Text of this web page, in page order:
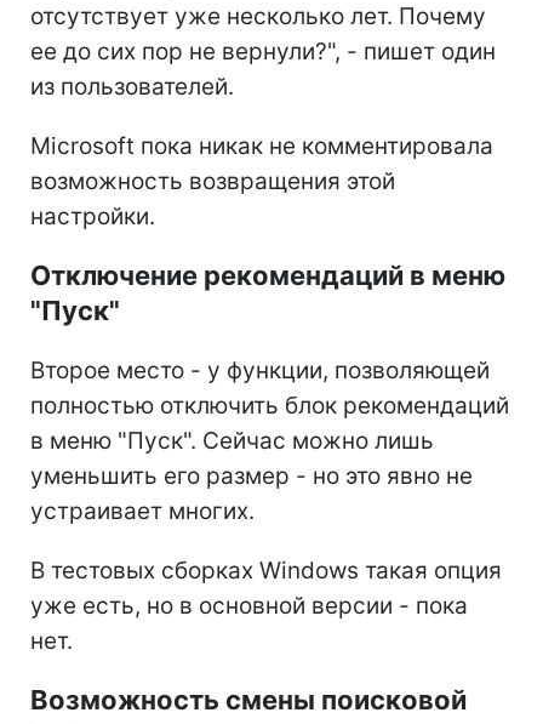
отсутствует уже несколько лет. Почему
ее до сих пор не вернули?", - пишет один
из пользователей.
Microsoft пока никак не комментировала
возможность возвращения этой
настройки.
Отключение рекомендаций в меню
"Пуск"
Второе место - у функции, позволяющей
полностью отключить блок рекомендаций
в меню "Пуск". Сейчас можно лишь
уменьшить его размер - но это явно не
устраивает многих.
В тестовых сборках Windows такая опция
уже есть, но в основной версии - пока
нет.
Возможность смены поисковой